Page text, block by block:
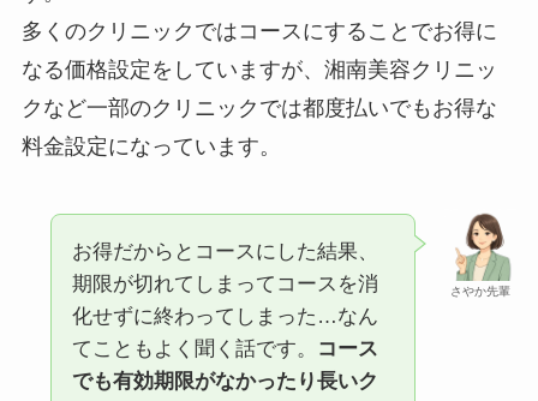
多くのクリニックではコースにすることでお得に
なる価格設定をしていますが、湘南美容クリニッ
クなど一部のクリニックでは都度払いでもお得な
料金設定になっています。
さやか先輩
お得だからとコースにした結果、
期限が切れてしまってコースを消
化せずに終わってしまった…なん
てこともよく聞く話です。
コース
でも有効期限がなかったり長いク